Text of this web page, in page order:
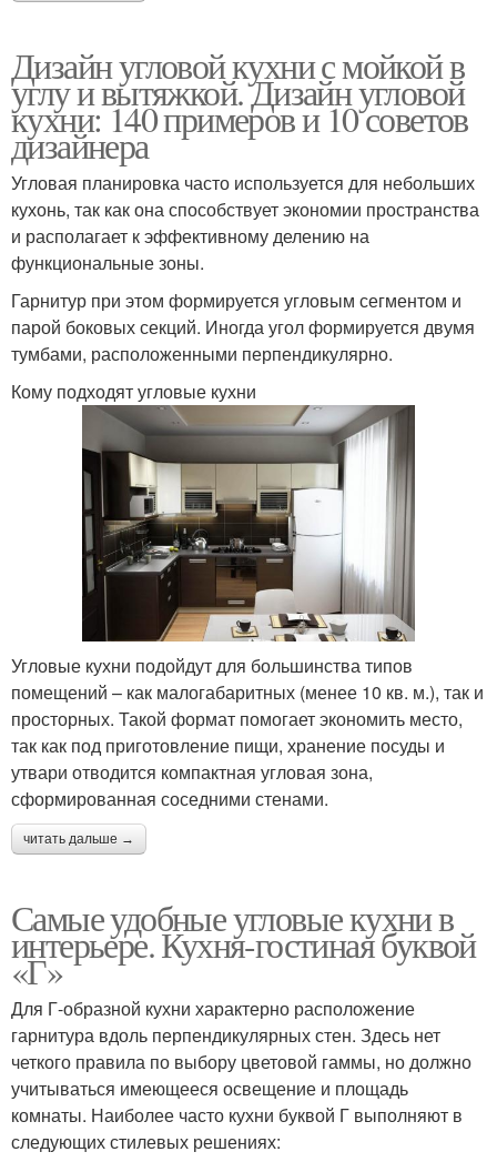
Дизайн угловой кухни с мойкой в
углу и вытяжкой. Дизайн угловой
кухни: 140 примеров и 10 советов
дизайнера
Угловая планировка часто используется для небольших
кухонь, так как она способствует экономии пространства
и располагает к эффективному делению на
функциональные зоны.
Гарнитур при этом формируется угловым сегментом и
парой боковых секций. Иногда угол формируется двумя
тумбами, расположенными перпендикулярно.
Кому подходят угловые кухни
Угловые кухни подойдут для большинства типов
помещений – как малогабаритных (менее 10 кв. м.), так и
просторных. Такой формат помогает экономить место,
так как под приготовление пищи, хранение посуды и
утвари отводится компактная угловая зона,
сформированная соседними стенами.
читать дальше →
Самые удобные угловые кухни в
интерьере. Кухня-гостиная буквой
«Г»
Для Г-образной кухни характерно расположение
гарнитура вдоль перпендикулярных стен. Здесь нет
четкого правила по выбору цветовой гаммы, но должно
учитываться имеющееся освещение и площадь
комнаты. Наиболее часто кухни буквой Г выполняют в
следующих стилевых решениях: